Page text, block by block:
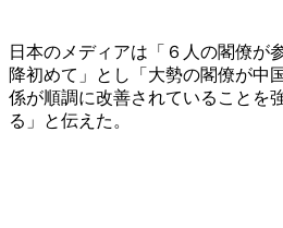
日本のメディアは「６人の閣僚が
降初めて」とし「大勢の閣僚が中
係が順調に改善されていることを
る」と伝えた。